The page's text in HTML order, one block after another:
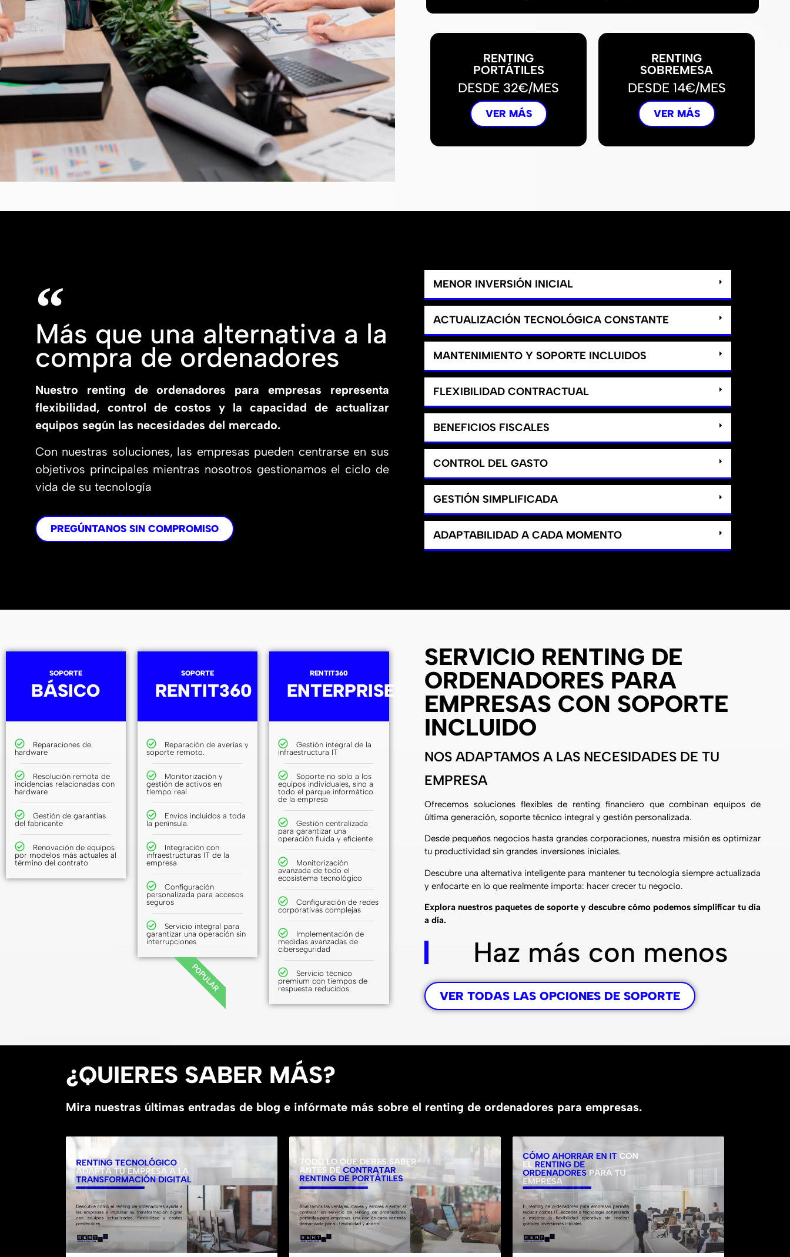
RENTING
PORTÁTILES
DESDE 32€/MES
VER MÁS
RENTING
SOBREMESA
DESDE 14€/MES
VER MÁS
Más que una alternativa a la
compra de ordenadores
Nuestro renting de ordenadores para empresas representa
flexibilidad, control de costos y la capacidad de actualizar
equipos según las necesidades del mercado.
Con nuestras soluciones, las empresas pueden centrarse en sus
objetivos principales mientras nosotros gestionamos el ciclo de
vida de su tecnología
PREGÚNTANOS SIN COMPROMISO
MENOR INVERSIÓN INICIAL
ACTUALIZACIÓN TECNOLÓGICA CONSTANTE
MANTENIMIENTO Y SOPORTE INCLUIDOS
FLEXIBILIDAD CONTRACTUAL
BENEFICIOS FISCALES
CONTROL DEL GASTO
GESTIÓN SIMPLIFICADA
ADAPTABILIDAD A CADA MOMENTO
SOPORTE
BÁSICO
Reparaciones de
hardware
Resolución remota de
incidencias relacionadas con
hardware
Gestión de garantías
del fabricante
Renovación de equipos
por modelos más actuales al
término del contrato
SOPORTE
RENTIT360
Reparación de averías y
soporte remoto.
Monitorización y
gestión de activos en
tiempo real
Envíos incluidos a toda
la península.
Integración con
infraestructuras IT de la
empresa
Configuración
personalizada para accesos
seguros
Servicio integral para
garantizar una operación sin
interrupciones
POPULAR
RENTIT360
ENTERPRISE
Gestión integral de la
infraestructura IT
Soporte no solo a los
equipos individuales, sino a
todo el parque informático
de la empresa
Gestión centralizada
para garantizar una
operación fluida y eficiente
Monitorización
avanzada de todo el
ecosistema tecnológico
Configuración de redes
corporativas complejas
Implementación de
medidas avanzadas de
ciberseguridad
Servicio técnico
premium con tiempos de
respuesta reducidos
SERVICIO RENTING DE
ORDENADORES PARA
EMPRESAS CON SOPORTE
INCLUIDO
NOS ADAPTAMOS A LAS NECESIDADES DE TU
EMPRESA
Ofrecemos soluciones flexibles de renting financiero que combinan equipos de
última generación, soporte técnico integral y gestión personalizada.
Desde pequeños negocios hasta grandes corporaciones, nuestra misión es optimizar
tu productividad sin grandes inversiones iniciales.
Descubre una alternativa inteligente para mantener tu tecnología siempre actualizada
y enfocarte en lo que realmente importa: hacer crecer tu negocio.
Explora nuestros paquetes de soporte y descubre cómo podemos simplificar tu día
a día.
Haz más con menos
VER TODAS LAS OPCIONES DE SOPORTE
¿QUIERES SABER MÁS?
Mira nuestras últimas entradas de blog e infórmate más sobre el renting de ordenadores para empresas.